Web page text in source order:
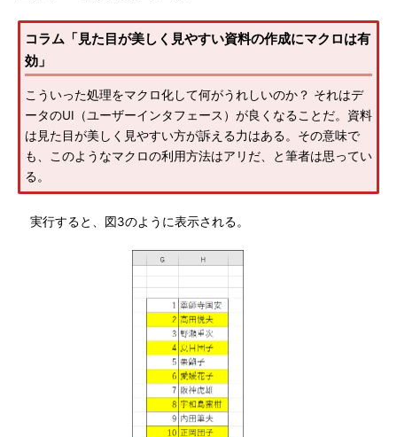
コラム「見た目が美しく見やすい資料の作成にマクロは有
効」
こういった処理をマクロ化して何がうれしいのか？ それはデ
ータのUI（ユーザーインタフェース）が良くなることだ。資料
は見た目が美しく見やすい方が訴える力はある。その意味で
も、このようなマクロの利用方法はアリだ、と筆者は思ってい
る。
実行すると、図3のように表示される。